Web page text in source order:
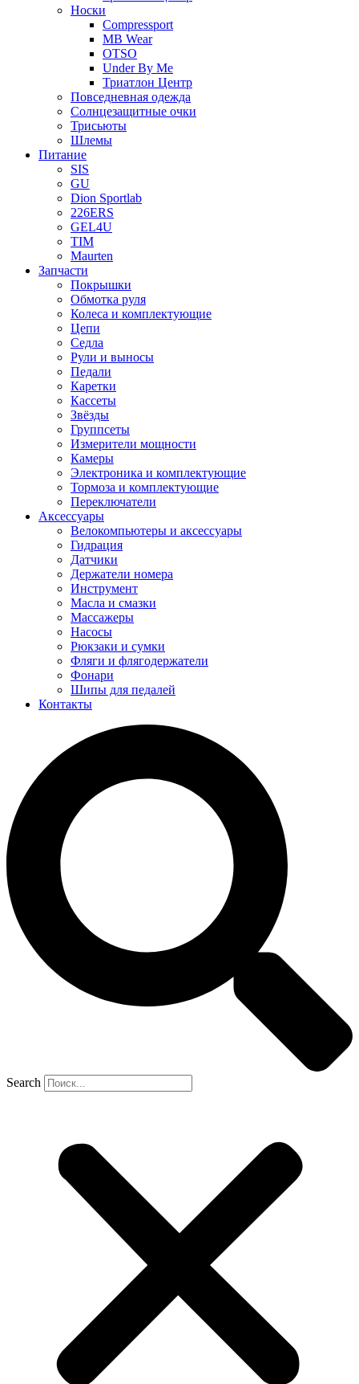
Носки
Compressport
MB Wear
OTSO
Under By Me
Триатлон Центр
Повседневная одежда
Солнцезащитные очки
Трисьюты
Шлемы
Питание
SIS
GU
Dion Sportlab
226ERS
GEL4U
TIM
Maurten
Запчасти
Покрышки
Обмотка руля
Колеса и комплектующие
Цепи
Седла
Рули и выносы
Педали
Каретки
Кассеты
Звёзды
Группсеты
Измерители мощности
Камеры
Электроника и комплектующие
Тормоза и комплектующие
Переключатели
Аксессуары
Велокомпьютеры и аксессуары
Гидрация
Датчики
Держатели номера
Инструмент
Масла и смазки
Массажеры
Насосы
Рюкзаки и сумки
Фляги и флягодержатели
Фонари
Шипы для педалей
Контакты
Search